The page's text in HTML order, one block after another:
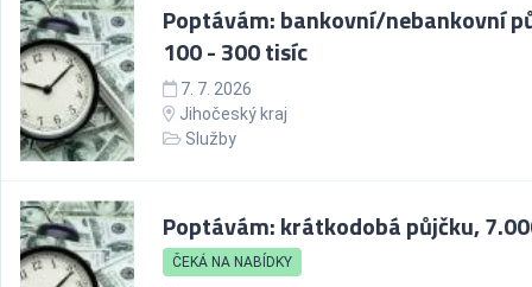
Poptávám: bankovní/nebankovní
100 - 300 tisíc
7. 7. 2026
Jihočeský kraj
Služby
Poptávám: krátkodobá půjčku,
ČEKÁ NA NABÍDKY